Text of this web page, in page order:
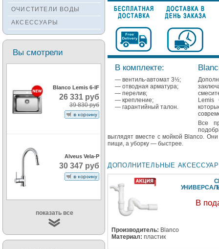
В комплекте:
— вентиль-автомат 3½;
— отводная арматура;
— перелив;
— крепление;
— гарантийный талон.
Lemis
Все
выглядят вместе с мойкой Blanco.
пищи, а уборку — быстрее.
ДОПОЛНИТЕЛЬНЫЕ
В
Производитель: Blanco
Материал: пластик
Смесители
Zigmund&Shtain
Смесители OULIN
Смесители под бронзу
ОЧИСТИТЕЛИ ВОДЫ
АКСЕССУАРЫ
Вы смотрели
Blanco Lemis 6-IF
26 331 руб
39 830 руб
Alveus Vela-P
30 347 руб
показать все